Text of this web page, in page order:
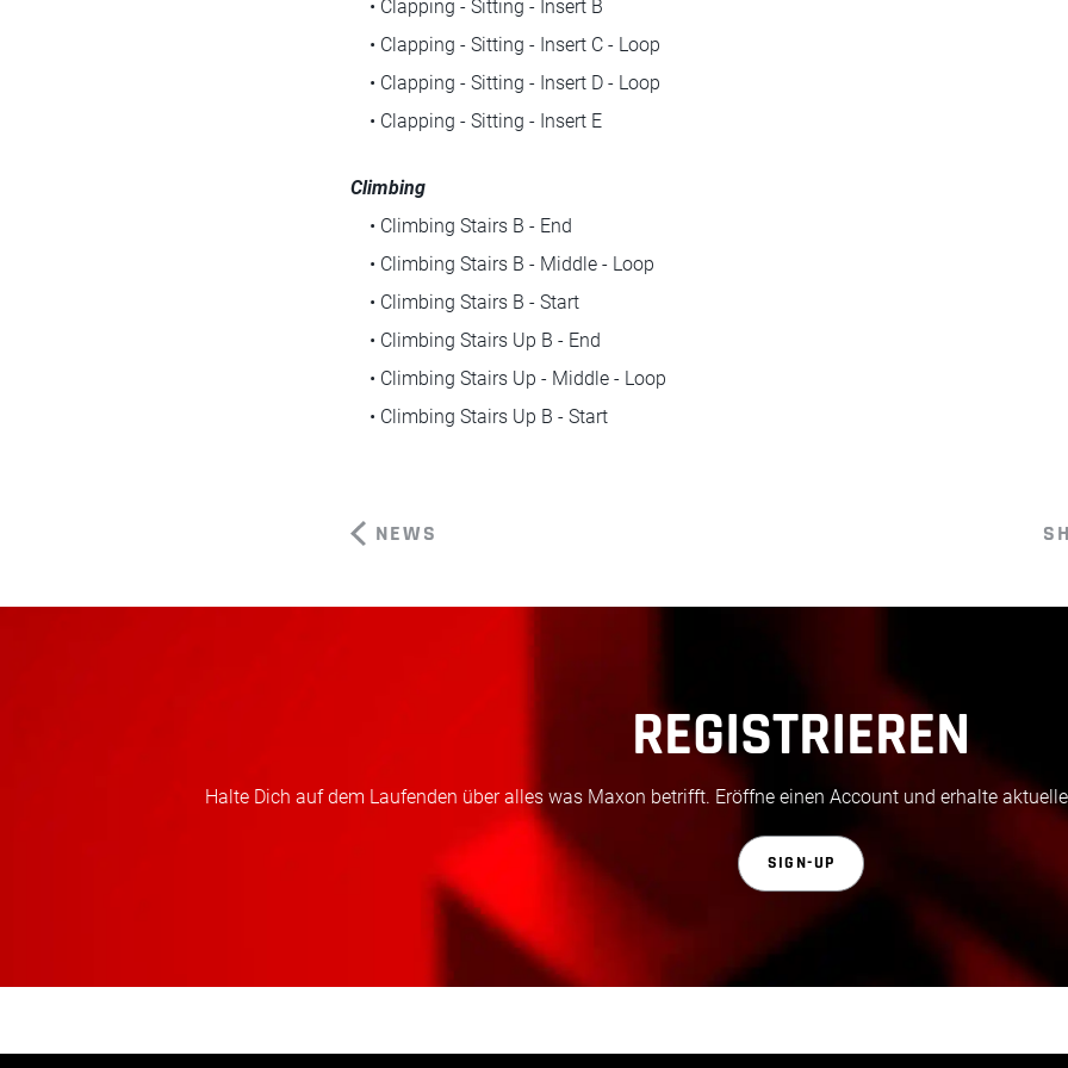
• Clapping - Sitting - Insert B
• Clapping - Sitting - Insert C - Loop
• Clapping - Sitting - Insert D - Loop
• Clapping - Sitting - Insert E
Climbing
• Climbing Stairs B - End
• Climbing Stairs B - Middle - Loop
• Climbing Stairs B - Start
• Climbing Stairs Up B - End
• Climbing Stairs Up - Middle - Loop
• Climbing Stairs Up B - Start
NEWS
REGISTRIEREN
Halte Dich auf dem Laufenden über alles was Maxon betrifft. Eröffne einen Account und erhalte
SIGN-UP